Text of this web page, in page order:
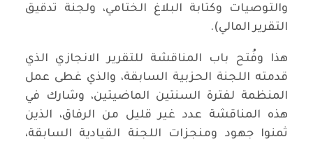
والتوصيات وكتابة البلاغ الختامي، ولجنة تدقيق
التقرير المالي).
هذا وفُتح باب المناقشة للتقرير الانجازي الذي
قدمته اللجنة الحزبية السابقة، والذي غطى عمل
المنظمة لفترة السنتين الماضيتين، وشارك في
هذه المناقشة عدد غير قليل من الرفاق، الذين
ثمنوا جهود ومنجزات اللجنة القيادية السابقة،